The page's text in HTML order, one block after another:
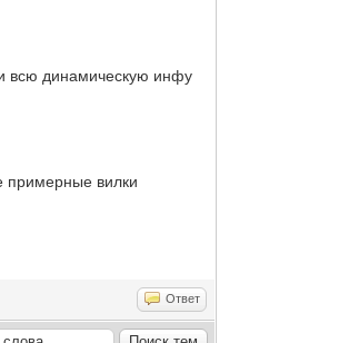
и всю динамическую инфу
примерные вилки
Ответ